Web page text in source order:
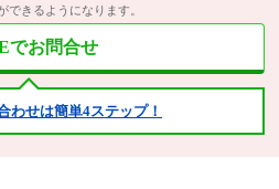
できるようになります。
でお問合せ
わせは簡単4ステップ！